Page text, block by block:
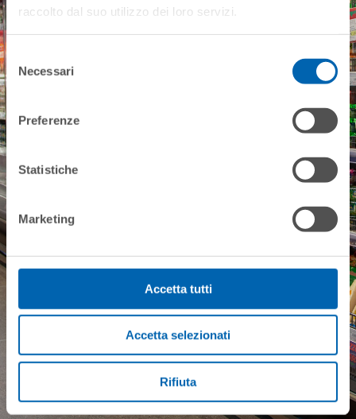
raccolto dal suo utilizzo dei loro servizi.
Selezione
del
consenso
Necessari
Preferenze
Statistiche
Marketing
Accetta tutti
Accetta selezionati
Rifiuta